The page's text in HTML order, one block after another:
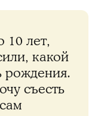
лет,
какой
рождения.
съесть